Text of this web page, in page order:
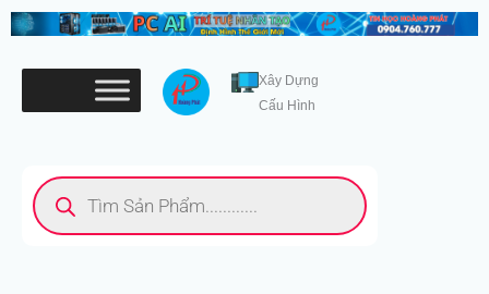
Nhảy
tới
Xây Dựng
Cấu Hình
Tìm
kiếm
sản
phẩm